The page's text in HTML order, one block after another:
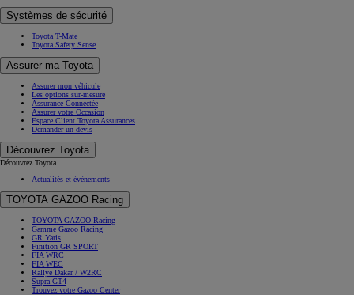
Systèmes de sécurité
Toyota T-Mate
Toyota Safety Sense
Assurer ma Toyota
Assurer mon véhicule
Les options sur-mesure
Assurance Connectée
Assurer votre Occasion
Espace Client Toyota Assurances
Demander un devis
Découvrez Toyota
Découvrez Toyota
Actualités et évènements
TOYOTA GAZOO Racing
TOYOTA GAZOO Racing
Gamme Gazoo Racing
GR Yaris
Finition GR SPORT
FIA WRC
FIA WEC
Rallye Dakar / W2RC
Supra GT4
Trouvez votre Gazoo Center